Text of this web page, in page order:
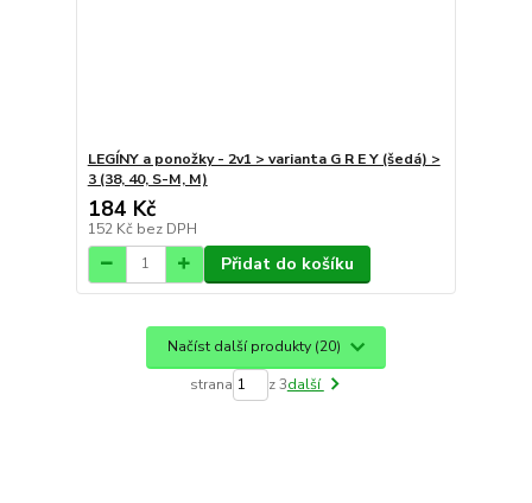
LEGÍNY a ponožky - 2v1 > varianta G R E Y (šedá) >
3 (38, 40, S-M, M)
184 Kč
152 Kč bez DPH
Přidat do košíku
Načíst další produkty (20)
strana z 3další